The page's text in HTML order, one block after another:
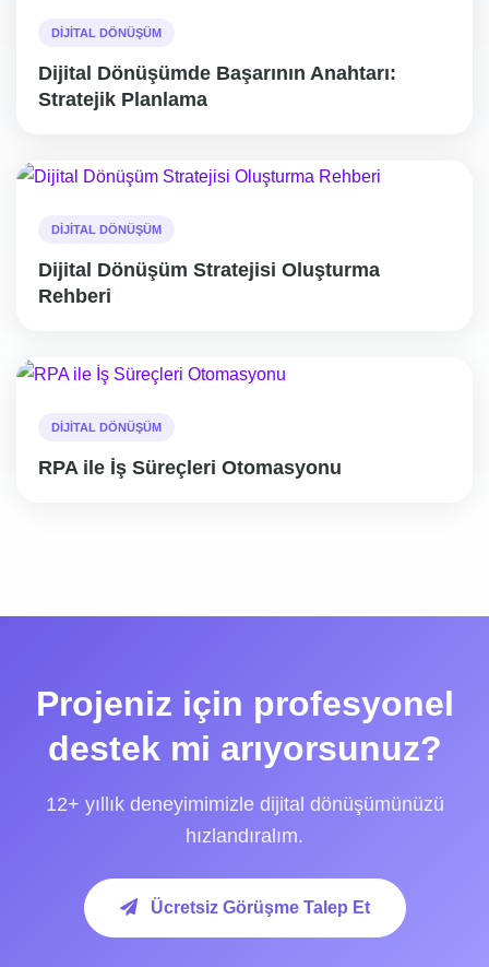
DIJITAL DÖNÜŞÜM
Dijital Dönüşümde Başarının Anahtarı:
Stratejik Planlama
DIJITAL DÖNÜŞÜM
Dijital Dönüşüm Stratejisi Oluşturma
Rehberi
DIJITAL DÖNÜŞÜM
RPA ile İş Süreçleri Otomasyonu
Projeniz için profesyonel
destek mi arıyorsunuz?
12+ yıllık deneyimimizle dijital dönüşümünüzü
hızlandıralım.
Ücretsiz Görüşme Talep Et